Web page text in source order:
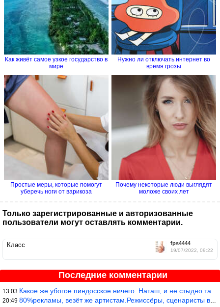
Как живёт самое узкое государство в
мире
Нужно ли отключать интернет во
время грозы
Простые меры, которые помогут
уберечь ноги от варикоза
Почему некоторые люди выглядят
моложе своих лет
Только зарегистрированные и авторизованные
пользователи могут оставлять комментарии.
fps4444
19/07/2022, 09:22
Класс
Последние комментарии
13:03 Какое же убогое пиндосское ничего. Наташ, и не стыдно такую фигн
20:49 80%рекламы, везёт же артистам.Режиссёры, сценаристы вы где или к